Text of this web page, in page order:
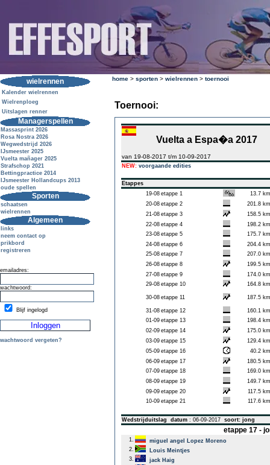
wielrennen
Kalender wielrennen
Wielrenploeg
Uitslagen renner
Managerspellen
Massasprint 2026
Rosa Nostra 2026
Wegwedstrijd 2026
IJsmeester 2025
Vuelta mañager 2025
Strafschop 2021
Bettingpractice 2014
IJsmeester Hollandcups 2013
oude spellen
Sporten
schaatsen
wielrennen
Algemeen
links
neem contact op
prikbord
registreren
emailadres:
wachtwoord:
Blijf ingelogd
wachtwoord vergeten?
home > sporten > wielrennen > toernooi
Toernooi:
Vuelta a Espa�a 2017
van 19-08-2017 t/m 10-09-2017
NEW: voorgaande edities
Etappes
19-08 etappe 1
13.7 km
20-08 etappe 2
201.8 km
21-08 etappe 3
158.5 km
22-08 etappe 4
198.2 km
23-08 etappe 5
175.7 km
24-08 etappe 6
204.4 km
25-08 etappe 7
207.0 km
26-08 etappe 8
199.5 km
27-08 etappe 9
174.0 km
29-08 etappe 10 164.8 km
30-08 etappe 11 187.5 km
31-08 etappe 12
160.1 km
01-09 etappe 13
198.4 km
02-09 etappe 14
175.0 km
03-09 etappe 15
129.4 km
05-09 etappe 16
40.2 km
06-09 etappe 17
180.5 km
07-09 etappe 18
169.0 km
08-09 etappe 19
149.7 km
09-09 etappe 20
117.5 km
10-09 etappe 21 117.6 km
Wedstrijduitslag datum : 06-09-2017 soort: jong
etappe 17 -
1.
miguel angel Lopez Moreno
2.
Louis Meintjes
3.
jack Haig